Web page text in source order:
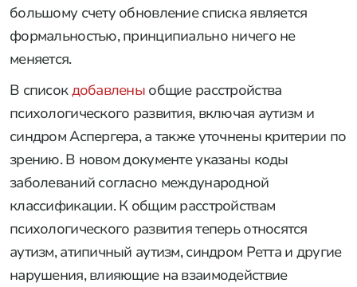
большому счету обновление списка является
формальностью, принципиально ничего не
меняется.
В списокдобавлены общие расстройства
психологического развития, включая аутизм и
синдром Аспергера, а также уточнены критерии по
зрению. В новом документе указаны коды
заболеваний согласно международной
классификации. К общим расстройствам
психологического развития теперь относятся
аутизм, атипичный аутизм, синдром Ретта и другие
нарушения, влияющие на взаимодействие